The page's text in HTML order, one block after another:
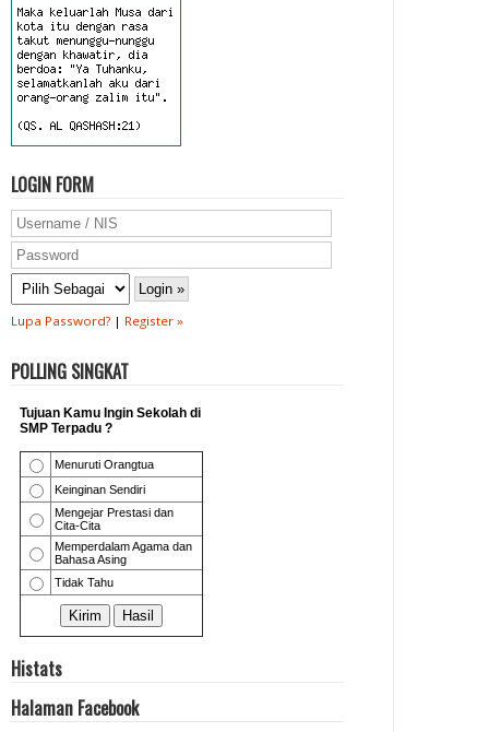
LOGIN FORM
Lupa Password? | Register »
POLLING SINGKAT
Histats
Halaman Facebook